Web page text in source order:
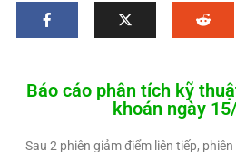
Báo cáo phân tích kỹ
khoán ngày
Sau 2 phiên giảm điểm liên tiếp,